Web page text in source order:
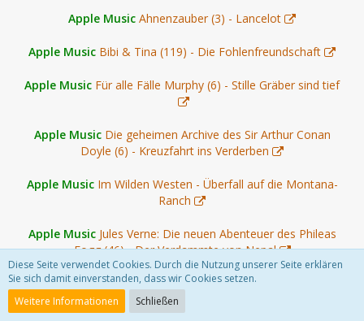
Apple Music Ahnenzauber (3) - Lancelot
Apple Music Bibi & Tina (119) - Die Fohlenfreundschaft
Apple Music Für alle Fälle Murphy (6) - Stille Gräber sind tief
Apple Music Die geheimen Archive des Sir Arthur Conan
Doyle (6) - Kreuzfahrt ins Verderben
Apple Music Im Wilden Westen - Überfall auf die Montana-
Ranch
Apple Music Jules Verne: Die neuen Abenteuer des Phileas
Fogg (46) - Der Verdammte von Nepal
Apple Music Margaret Rutherford (42) - Bei Anflug Mord
Apple Music Oscar Wilde & Mycroft Holmes:
Diese Seite verwendet Cookies. Durch die Nutzung unserer Seite erklären
Sie sich damit einverstanden, dass wir Cookies setzen.
Weitere Informationen
Schließen